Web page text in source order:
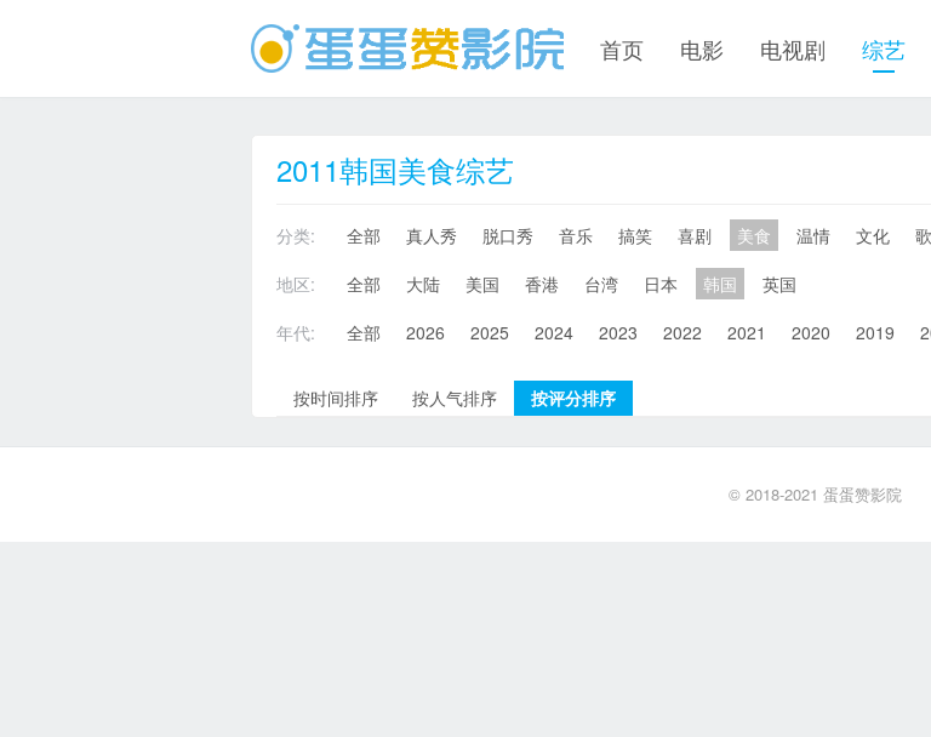
首页 电影 电视剧 综艺
2011韩国美食综艺
分类: 全部 真人秀 脱口秀 音乐 搞笑 喜剧 美食 温情 文化
地区:
全部 大陆 美国 香港 台湾 日本 韩国
英国
年代:
全部 2026 2025 2024 2023 2022 2021 2020 2019
按时间排序 按人气排序 按评分排序
© 2018-2021 蛋蛋赞影院